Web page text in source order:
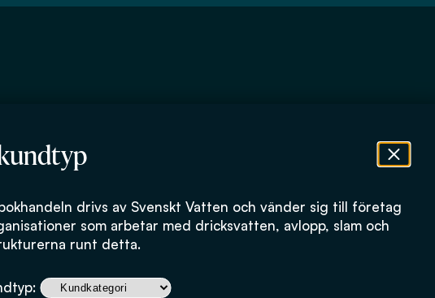
drivs av Svenskt Vatten och vänder sig till företag
som arbetar med dricksvatten, avlopp, slam och
runt detta.